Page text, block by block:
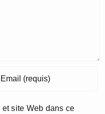
site Web dans ce